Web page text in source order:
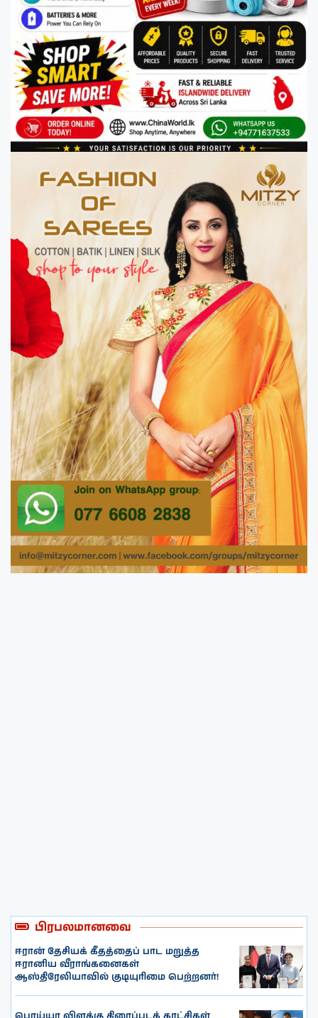
பிரபலமானவை
ஈரான் தேசியக் கீதத்தைப் பாட மறுத்த
ஈரானிய வீராங்கனைகள்
ஆஸ்திரேலியாவில் குடியுரிமை பெற்றனர்!